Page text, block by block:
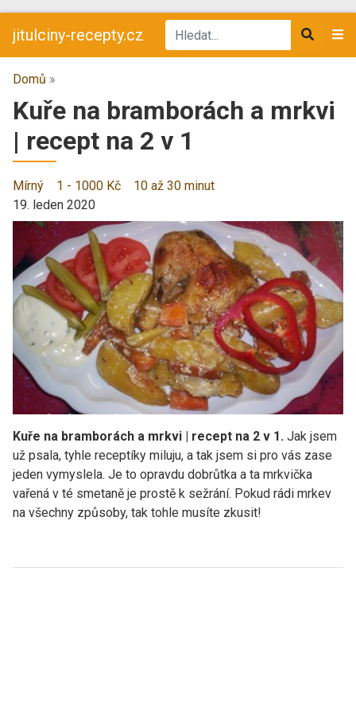
jitulciny-recepty.cz
Domů »
Kuře na bramborách a mrkvi
| recept na 2 v 1
Mírný 1 - 1000 Kč
10 až 30 minut
19. leden 2020
Kuře na bramborách a mrkvi | recept na 2 v 1. Jak jsem
už psala, tyhle receptíky miluju, a tak jsem si pro vás zase
jeden vymyslela. Je to opravdu dobrůtka a ta mrkvička
vařená v té smetaně je prostě k sežrání. Pokud rádi mrkev
na všechny způsoby, tak tohle musíte zkusit!